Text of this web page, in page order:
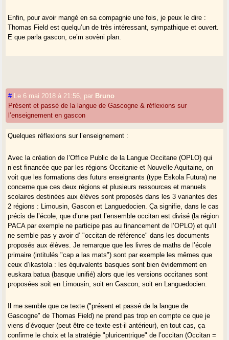
Enfin, pour avoir mangé en sa compagnie une fois, je peux le dire :
Thomas Field est quelqu’un de très intéressant, sympathique et ouvert.
E que parla gascon, ce’m sovèni plan.
# Le 6 mai 2018 à 21:56 par Bruno
Présent et passé de la langue de Gascogne & réflexions sur
l’enseignement en gascon
Quelques réflexions sur l’enseignement :
Avec la création de l’Office Public de la Langue Occitane (OPLO) qui
n’est financée que par les régions Occitanie et Nouvelle Aquitaine, on
voit que les formations des futurs enseignants (type Eskola Futura) ne
concerne que ces deux régions et plusieurs ressources et manuels
scolaires destinées aux élèves sont proposés dans les 3 variantes des
2 régions : Limousin, Gascon et Languedocien. Ça signifie, dans le cas
précis de l’école, que d’une part l’ensemble occitan est divisé (la région
PACA par exemple ne participe pas au financement de l’OPLO) et qu’il
ne semble pas y avoir d’ "occitan de référence" dans les documents
proposés aux élèves. Je remarque que les livres de maths de l’école
primaire (intitulés "cap a las mats") sont par exemple les mêmes que
ceux d’ikastola : les équivalents basques sont bien évidemment en
euskara batua (basque unifié) alors que les versions occitanes sont
proposées soit en Limousin, soit en Gascon, soit en Languedocien.
Il me semble que ce texte ("présent et passé de la langue de
Gascogne" de Thomas Field) ne prend pas trop en compte ce que je
viens d’évoquer (peut être ce texte est-il antérieur), en tout cas, ça
confirme le choix et la stratégie "pluricentrique" de l’occitan (Occitan =